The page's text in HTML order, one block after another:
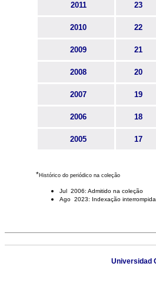
2011 23
2010 22
2009 21
2008 20
2007 19
2006 18
2005 17
*Histórico do periódico na coleção
Jul 2006: Admitido na coleção
Ago 2023: Indexação interrompida
Universidad